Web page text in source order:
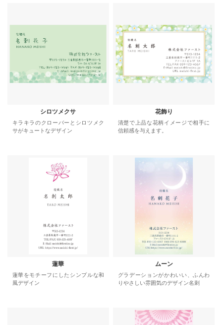
シロツメクサ
キラキラのクローバーとシロツメク
サがキュートなデザイン
花飾り
清楚で上品な花柄イメージで相手に
信頼感を与えます。
蓮華
蓮華をモチーフにしたシンプルな和
風デザイン
ムーン
グラデーションがかわいい、ふんわ
りやさしい雰囲気のデザイン名刺